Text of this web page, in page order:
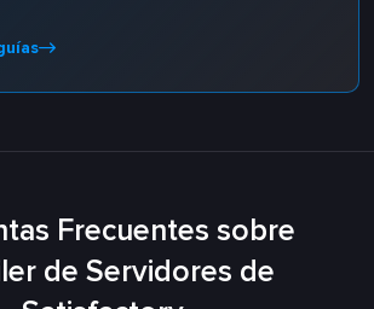
Frecuentes sobre
de Servidores de